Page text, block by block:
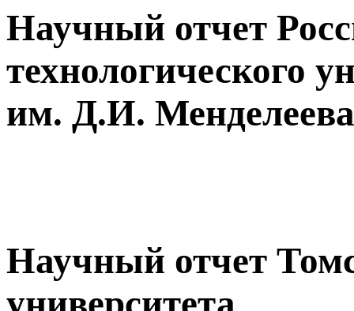
Научный отчет
технологического
им. Д.И. Менделеева
Научный отчет
университета